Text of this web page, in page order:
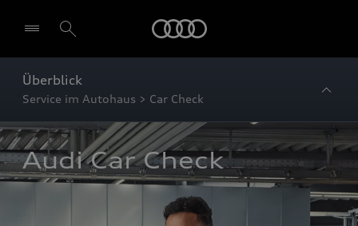
Überblick
Service im Autohaus > Car Check
Audi Car Check